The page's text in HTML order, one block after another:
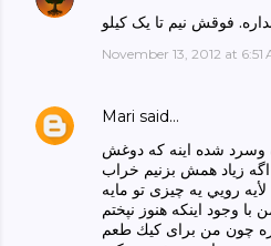
فوقش نیم تا یک کیلو
November 13, 2012 at 6:51
Mari said…
وسرد شده اينه كه دوغش
اگه زياد همش بزنيم خراب
رويي يه چيزى تو مايه
وجود اينكه هنوز نپختم
چون من براى كيك طعم